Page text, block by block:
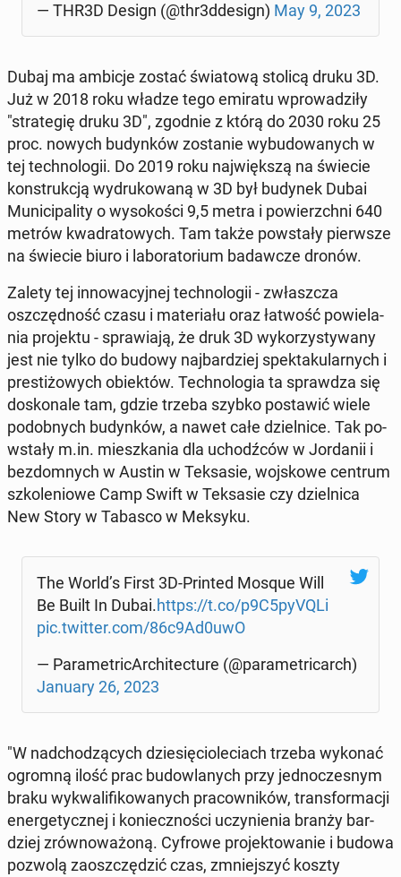
— THR3D Design (@thr3ddesign) May 9, 2023
Dubaj ma ambicje zostać świa­to­wą stolicą druku 3D.
Już w 2018 roku władze tego emiratu wpro­wa­dzi­ły
"stra­te­gię druku 3D", zgodnie z którą do 2030 roku 25
proc. nowych bu­dyn­ków zo­sta­nie wy­bu­do­wa­nych w
tej tech­no­lo­gii. Do 2019 roku naj­więk­szą na świecie
kon­struk­cją wy­dru­ko­wa­ną w 3D był budynek Dubai
Mu­ni­ci­pa­li­ty o wy­so­ko­ści 9,5 metra i po­wierzch­ni 640
metrów kwa­dra­to­wych. Tam także po­wsta­ły pierw­sze
na świecie biuro i la­bo­ra­to­rium ba­daw­cze dronów.
Zalety tej in­no­wa­cyj­nej tech­no­lo­gii - zwłasz­cza
oszczęd­ność czasu i ma­te­ria­łu oraz łatwość po­wie­la­
nia pro­jek­tu - spra­wia­ją, że druk 3D wy­ko­rzy­sty­wa­ny
jest nie tylko do budowy naj­bar­dziej spek­ta­ku­lar­nych i
pre­sti­żo­wych obiek­tów. Tech­no­lo­gia ta spraw­dza się
do­sko­na­le tam, gdzie trzeba szybko po­sta­wić wiele
po­dob­nych bu­dyn­ków, a nawet całe dziel­ni­ce. Tak po­
wsta­ły m.in. miesz­ka­nia dla uchodź­ców w Jor­da­nii i
bez­dom­nych w Austin w Tek­sa­sie, woj­sko­we centrum
szko­le­nio­we Camp Swift w Tek­sa­sie czy dziel­ni­ca
New Story w Tabasco w Meksyku.
The World’s First 3D-Printed Mosque Will
Be Built In Dubai.https://t.co/p9C5pyVQLi
pic.twitter.com/86c9Ad0uwO
— Pa­ra­me­tri­cAr­chi­tec­tu­re (@pa­ra­me­tri­carch)
January 26, 2023
"W nad­cho­dzą­cych dzie­się­cio­le­ciach trzeba wykonać
ogromną ilość prac bu­dow­la­nych przy jed­no­cze­snym
braku wy­kwa­li­fi­ko­wa­nych pra­cow­ni­ków, trans­for­ma­cji
ener­ge­tycz­nej i ko­niecz­no­ści uczy­nie­nia branży bar­
dziej zrów­no­wa­żo­ną. Cyfrowe pro­jek­to­wa­nie i budowa
pozwolą za­osz­czę­dzić czas, zmniej­szyć koszty